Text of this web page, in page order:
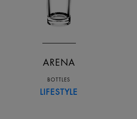
ARENA
BOTTLES
LIFESTYLE